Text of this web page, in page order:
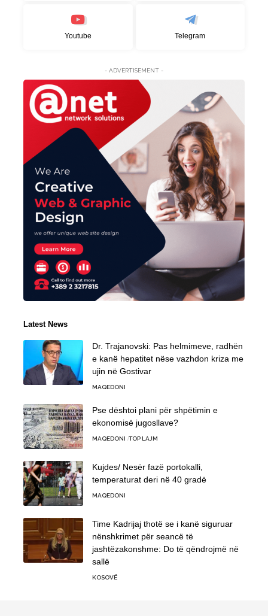
Youtube Telegram
- ADVERTISEMENT -
Latest News
Dr. Trajanovski: Pas helmimeve, radhën
e kanë hepatitet nëse vazhdon kriza me
ujin në Gostivar
MAQEDONI
Pse dështoi plani për shpëtimin e
ekonomisë jugosllave?
MAQEDONI TOP LAJM
Kujdes/ Nesër fazë portokalli,
temperaturat deri në 40 gradë
MAQEDONI
Time Kadrijaj thotë se i kanë siguruar
nënshkrimet për seancë të
jashtëzakonshme: Do të qëndrojmë në
sallë
KOSOVË